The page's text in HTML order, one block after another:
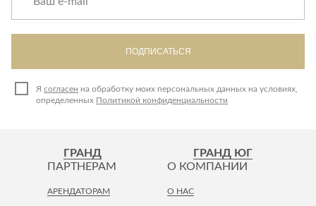
ПОДПИСАТЬСЯ
Я согласен на обработку моих персональных данных на условиях,
определенных Политикой конфиденциальности
ГРАНД ГРАНД ЮГ
ПАРТНЕРАМ
АРЕНДАТОРАМ
О КОМПАНИИ
О НАС